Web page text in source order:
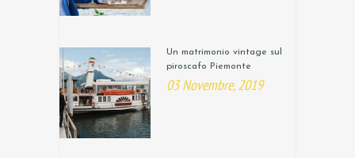
Un matrimonio vintage sul
piroscafo Piemonte
03 Novembre, 2019